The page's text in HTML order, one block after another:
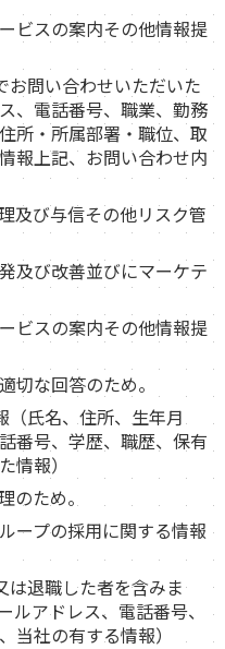
スの案内その他情報提
問い合わせいただいた
、電話番号、職業、勤務
所・所属部署・職位、取
報上記、お問い合わせ内
び与信その他リスク管
び改善並びにマーケテ
スの案内その他情報提
な回答のため。
氏名、住所、生年月
番号、学歴、職歴、保有
情報）
ため。
プの採用に関する情報
退職した者を含みま
ルアドレス、電話番号、
当社の有する情報）